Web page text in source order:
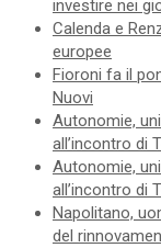
investire nei
Calenda e
europee
Fioroni fa il
Nuovi
Autonomie,
all’incontro di
Autonomie,
all’incontro di
Napolitano,
del